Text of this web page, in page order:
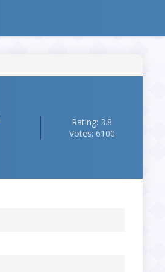
Rating: 3.8
Votes: 6100